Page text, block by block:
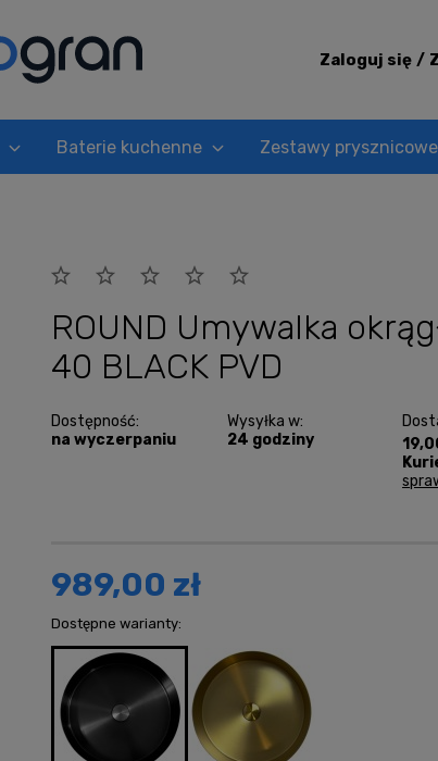
Zaloguj się
Baterie kuchenne Zestawy prysznicowe
ROUND Umywalka
40 BLACK PVD
Dostępność:
na wyczerpaniu
Wysyłka w:
24 godziny
989,00 zł
Dostępne warianty: